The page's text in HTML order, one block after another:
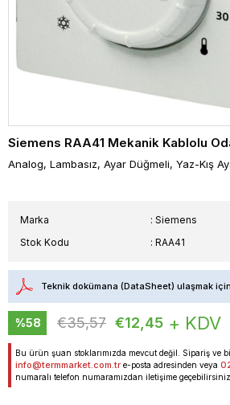
Siemens RAA41 Mekanik Kablolu
Analog, Lambasız, Ayar Düğmeli, Yaz-Kış
Marka : Siemens
Stok Kodu
RAA41
Teknik dokümana (DataSheet) ulaşmak için
%58
İndirim
€35,57 €12,45 + KDV
Bu ürün şuan stoklarımızda mevcut değil. Sipariş ve
info@termmarket.com.tr e-posta adresinden veya
numaralı telefon numaramızdan iletişime geçebilirsiniz